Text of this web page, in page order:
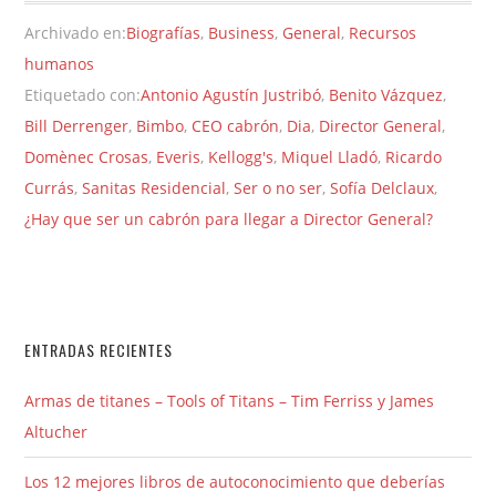
Archivado en:Biografías, Business, General, Recursos
humanos
Etiquetado con:Antonio Agustín Justribó, Benito Vázquez,
Bill Derrenger, Bimbo, CEO cabrón, Dia, Director General,
Domènec Crosas, Everis, Kellogg's, Miquel Lladó, Ricardo
Currás,Sanitas Residencial,Ser o no ser,Sofía Delclaux,
¿Hay que ser un cabrón para llegar a Director General?
ENTRADAS RECIENTES
Armas de titanes – Tools of Titans – Tim Ferriss y James
Altucher
Los 12 mejores libros de autoconocimiento que deberías